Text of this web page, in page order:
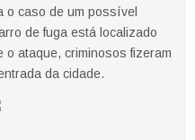
o caso de um possível
de fuga está localizado
ataque, criminosos fizeram
da cidade.